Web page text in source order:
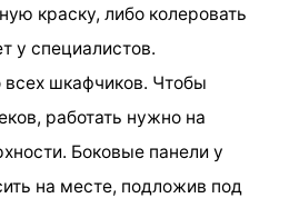
краску, либо колеровать
у специалистов.
шкафчиков. Чтобы
работать нужно на
Боковые панели у
на месте, подложив под